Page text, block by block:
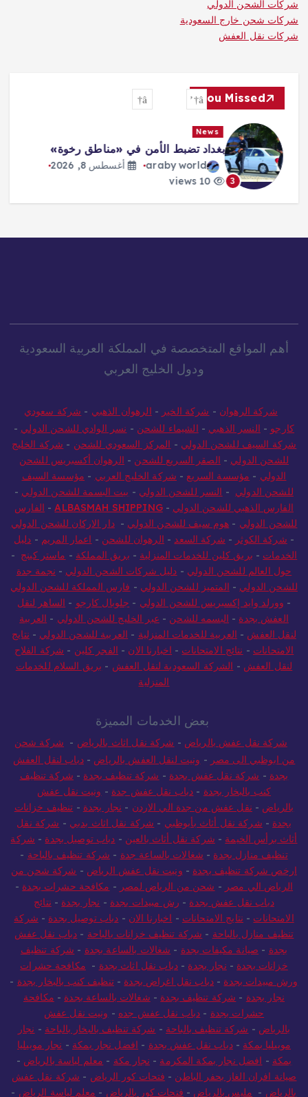
شركات الشحن الدولي
شركات شحن خارج السعودية
شركات نقل العفش
You Missed
3
News
بغداد تضبط الأمن في «مناطق رخوة»
araby world
أغسطس 8, 2026
10 views
أهم المواقع المتخصصة في المملكة العربية السعودية
ودول الخليج العربي
شركة الرهوان - شركة الخير - الرهوان الذهبي - شركة سعودي
كارجو - النسر الذهبي - الشيماء للشحن - نسر الوادي للشحن الدولي -
شركة السيف للشحن الدولي - المركز السعودي للشحن - شركة الخليج
للشحن الدولي - الصقر السريع للشحن - الرهوان أكسبريس للشحن
الدولي - مؤسسة السريع - شركة الخليج العربي - مؤسسة السيف
للشحن الدولي - النسر للشحن الدولي - بيت البسمة للشحن الدولي -
الفارس الذهبي للشحن الدولي -
ALBASMAH SHIPPING
- الفارس
للشحن الدولي - هوم سيف للشحن الدولي -دار الاركان للشحن الدولي
- شركة الكوثر - شركة السعد - الرهوان للشحن - اعمار المريم - دليل
الخدمات - بريق كلين للخدمات المنزلية - بريق المملكة - ماستر كينج -
حول العالم للشحن الدولي - دليل شركات الشحن الدولي - نجمة جدة
للشحن الدولي - المتميز للشحن الدولي - فارس المملكة للشحن الدولي
- وورلد وايد إكسبريس للشحن الدولي - جلوبال كارجو - الساهر لنقل
العفش بجدة - البسمه للشحن - عبر الخليج للشحن الدولي - العربية
لنقل العفش - العربية للخدمات المنزلية - العربية للشحن الدولي - نتايج
الامتحانات - نتائج الامتحانات - اخبارنا الان - الفجر كلين - شركة الفلاح
لنقل العفش - الشركة السعودية لنقل العفش - بريق السلام للخدمات
المنزلية
بعض الخدمات المميزة
شركة نقل عفش بالرياض - شركة نقل اثاث بالرياض - شركة شحن
من ابوظبي الى مصر - ونيت لنقل العفش بالرياض -دباب لنقل العفش
بجدة - شركة نقل عفش بجدة - شركة تنظيف بجدة - شركة تنظيف
كنب بالبخار بجدة - دباب نقل عفش جدة - ونيت نقل عفش
بالرياض - نقل عفش من جدة الي الاردن - نجار بجدة - تنظيف خزانات
بجدة - شركة نقل أثاث بأبوظبي - شركة نقل اثاث بدبي - شركة نقل
أثاث برأس الخيمة - شركة نقل أثاث بالعين - دباب توصيل بجدة - شركة
تنظيف منازل بجدة - شغالات بالساعة جدة - شركة تنظيف بالباحة -
ارخص شركة تنظيف بجدة - ونيت نقل عفش الرياض - شركة شحن من
الرياض الي مصر - شحن من الرياض لمصر - مكافحة حشرات بجدة -
دباب نقل عفش بجدة - رش مبيدات بجدة - نجار بجدة - نتائج
الامتحانات - نتايج الامتحانات - اخبارنا الان - دباب توصيل بجدة - شركة
تنظيف منازل بالباحة - شركة تنظيف خزانات بالباحة - دباب نقل عفش
بجدة - صيانة مكيفات بجدة - شغالات بالساعة بجدة - شركة تنظيف
خزانات بجدة - نجار بجدة - دباب نقل اثاث بجدة - مكافحة حشرات
ورش مبيدات بجدة -دباب نقل اغراض بجدة -تنظيف كنب بالبخار بجدة -
نجار بجدة - شركة تنظيف بجدة - شغالات بالساعة بجدة - مكافحة
حشرات بجدة - دباب نقل عفش جده - ونيت نقل عفش
بالرياض - شركة تنظيف بالباحة - شركة تنظيف بالبخار بالباحة - نجار
موبيليا بمكة -دباب نقل عفش بجدة - افضل نجار بمكة - نجار موبيليا
بمكة - افضل نجار بمكة المكرمة - نجار مكة - معلم لياسة بالرياض -
صيانة افران الغاز بحفر الباطن - فتحات كور الرياض - شركة نقل عفش
بالرياض - مليس بالرياض - فتحات كور بالرياض - معلم لياسة الرياض -